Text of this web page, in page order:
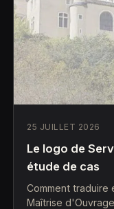
25 JUILLET 2026
Le logo de
étude de cas
Comment traduire
Maîtrise